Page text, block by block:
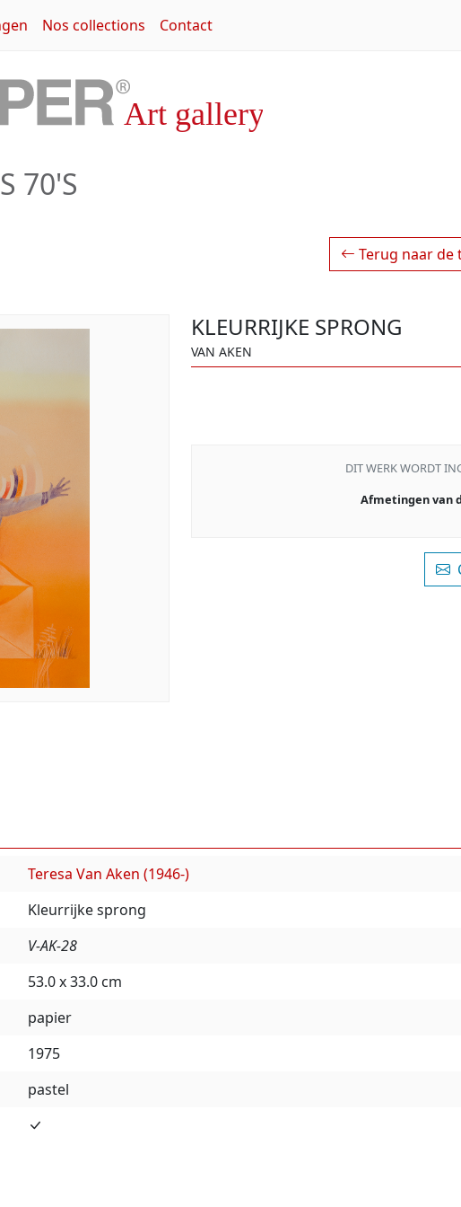
Nos collections Contact
70'S
Terug naar
KLEURRIJKE SPRONG
VAN AKEN
DIT WERK WORDT
Afmetingen van
Teresa Van Aken (1946-)
Kleurrijke sprong
V-AK-28
53.0 x 33.0 cm
papier
1975
pastel